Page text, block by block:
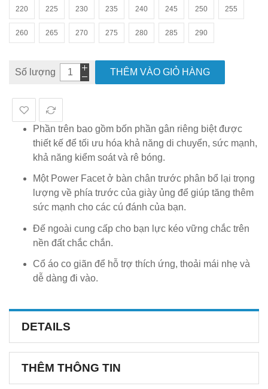
220 225 230 235 240 245 250 255
260 265 270 275 280 285 290
Số lượng THÊM VÀO GIỎ HÀNG
Phần trên bao gồm bốn phần gân riêng biệt được
thiết kế để tối ưu hóa khả năng di chuyển, sức mạnh,
khả năng kiểm soát và rê bóng.
Một Power Facet ở bàn chân trước phân bổ lại trọng
lượng về phía trước của giày ủng để giúp tăng thêm
sức mạnh cho các cú đánh của bạn.
Đế ngoài cung cấp cho bạn lực kéo vững chắc trên
nền đất chắc chắn.
Cổ áo co giãn để hỗ trợ thích ứng, thoải mái nhẹ và
dễ dàng đi vào.
DETAILS
THÊM THÔNG TIN